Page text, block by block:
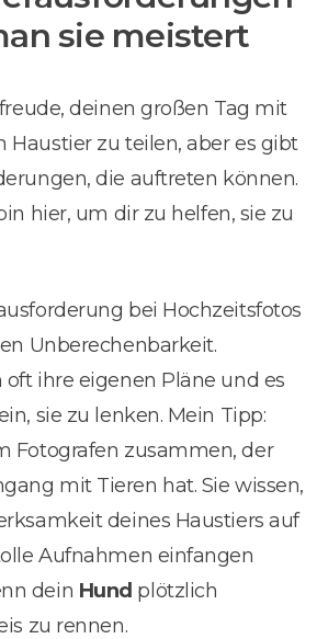
sie meistert
deinen großen Tag mit
Haustier zu teilen, aber es gibt
die auftreten können.
hier, um dir zu helfen, sie zu
bei Hochzeitsfotos
Unberechenbarkeit.
oft ihre eigenen Pläne und es
sie zu lenken. Mein Tipp:
Fotografen zusammen, der
mit Tieren hat. Sie wissen,
deines Haustiers auf
Aufnahmen einfangen
dein Hund plötzlich
zu rennen.